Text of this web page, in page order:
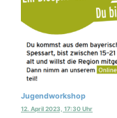
Jugendworkshop
12. April 2023, 17:30 Uhr